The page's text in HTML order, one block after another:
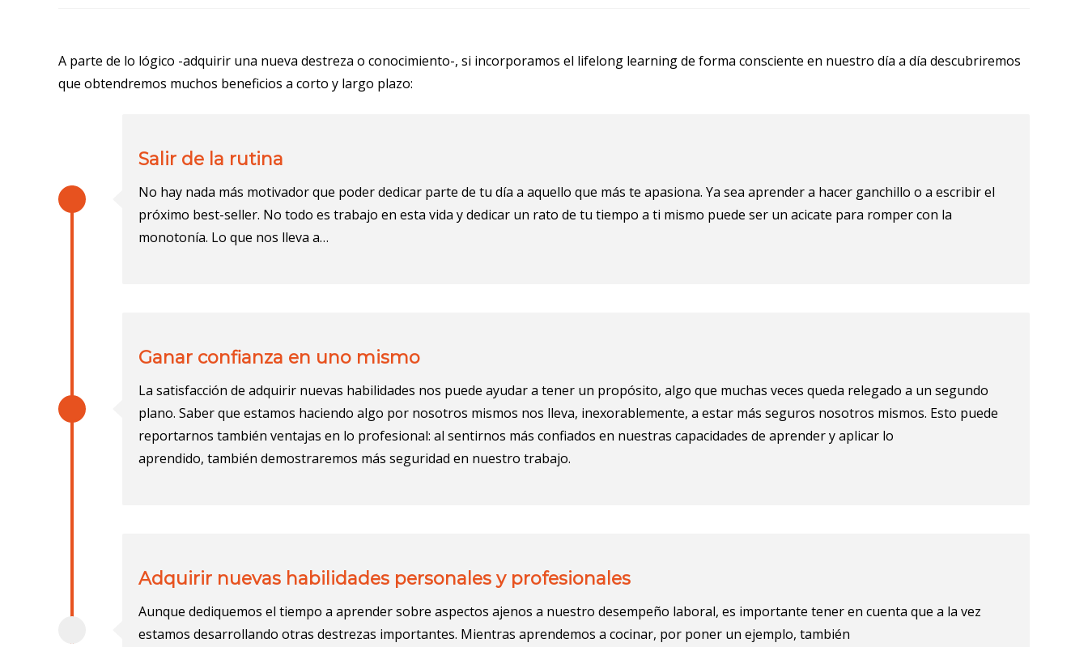
A parte de lo lógico -adquirir una nueva destreza o conocimiento-, si incorporamos el lifelong learning de forma consciente en nuestro día a día descubriremos
que obtendremos muchos beneficios a corto y largo plazo:
Salir de la rutina
No hay nada más motivador que poder dedicar parte de tu día a aquello que más te apasiona. Ya sea aprender a hacer ganchillo o a escribir el
próximo best-seller. No todo es trabajo en esta vida y dedicar un rato de tu tiempo a ti mismo puede ser un acicate para romper con la
monotonía. Lo que nos lleva a…
Ganar confianza en uno mismo
La satisfacción de adquirir nuevas habilidades nos puede ayudar a tener un propósito, algo que muchas veces queda relegado a un segundo
plano. Saber que estamos haciendo algo por nosotros mismos nos lleva, inexorablemente, a estar más seguros nosotros mismos. Esto puede
reportarnos también ventajas en lo profesional: al sentirnos más confiados en nuestras capacidades de aprender y aplicar lo
aprendido, también demostraremos más seguridad en nuestro trabajo.
Adquirir nuevas habilidades personales y profesionales
Aunque dediquemos el tiempo a aprender sobre aspectos ajenos a nuestro desempeño laboral, es importante tener en cuenta que a la vez
estamos desarrollando otras destrezas importantes. Mientras aprendemos a cocinar, por poner un ejemplo, también